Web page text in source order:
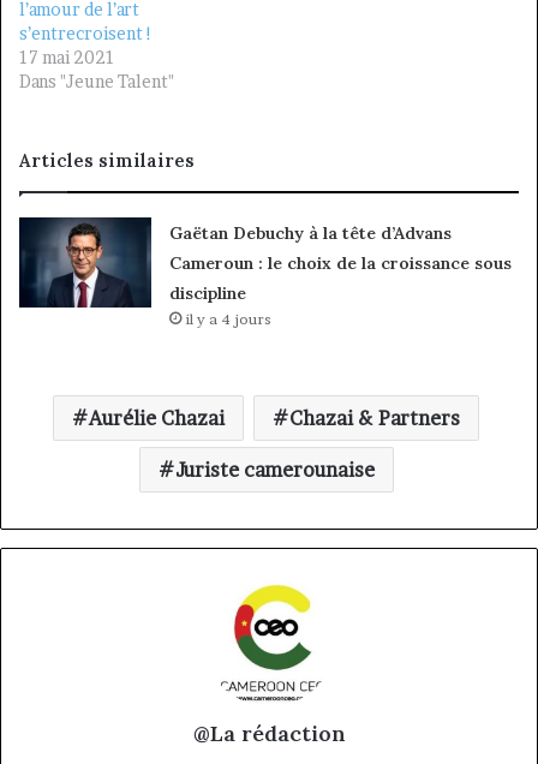
l’amour de l’art
s’entrecroisent !
17 mai 2021
Dans "Jeune Talent"
Articles similaires
Gaëtan Debuchy à la tête d’Advans
Cameroun : le choix de la croissance sous
discipline
il y a 4 jours
Aurélie Chazai Chazai & Partners
Juriste camerounaise
@La rédaction